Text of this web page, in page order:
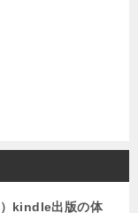
kindle出版の体